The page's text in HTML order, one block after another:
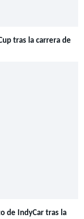
tras la carrera de
de IndyCar tras la